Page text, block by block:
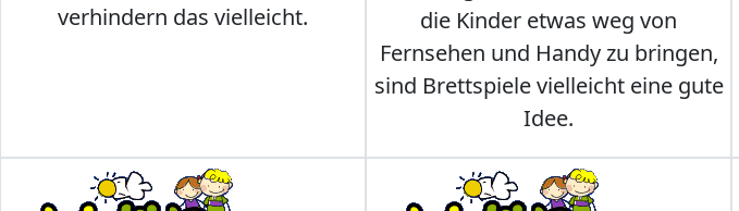
verhindern das vielleicht.
die Kinder etwas weg von
Fernsehen und Handy zu bringen,
sind Brettspiele vielleicht eine gute
Idee.